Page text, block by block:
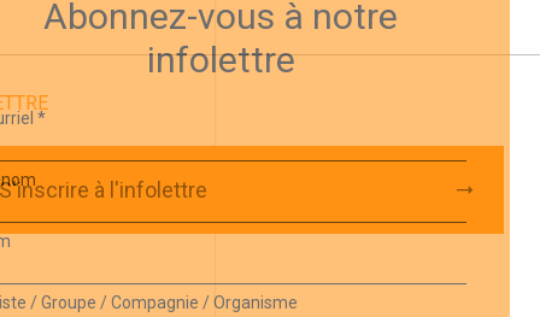
S'inscrire à l'infolettre
Abonnez-vous à notre
infolettre
*
/ Groupe / Compagnie / Organisme